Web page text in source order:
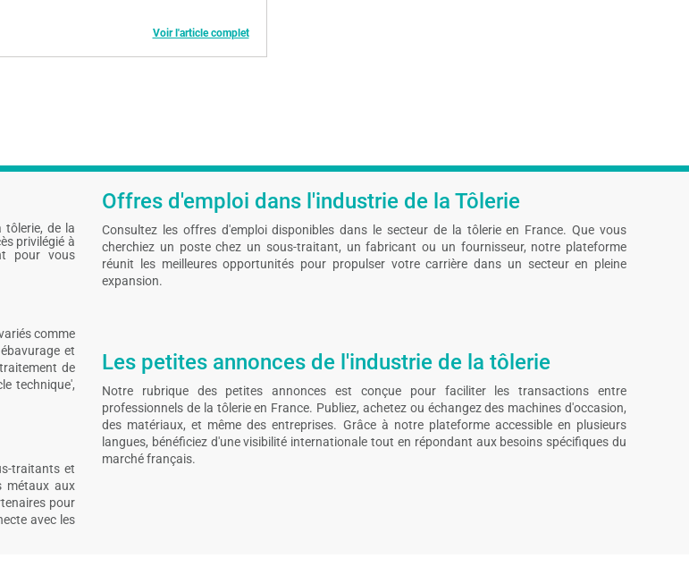
Voir l'article complet
tôlerie, de la
privilégié à
pour vous
comme
et
de
technique',
traitants et
métaux aux
pour
avec les
Offres d'emploi dans l'industrie de la Tôlerie
Consultez les offres d'emploi disponibles dans le secteur de la tôlerie en France. Que vous
cherchiez un poste chez un sous-traitant, un fabricant ou un fournisseur, notre plateforme
réunit les meilleures opportunités pour propulser votre carrière dans un secteur en pleine
expansion.
Les petites annonces de l'industrie de la tôlerie
Notre rubrique des petites annonces est conçue pour faciliter les transactions entre
professionnels de la tôlerie en France. Publiez, achetez ou échangez des machines d'occasion,
des matériaux, et même des entreprises. Grâce à notre plateforme accessible en plusieurs
langues, bénéficiez d'une visibilité internationale tout en répondant aux besoins spécifiques du
marché français.